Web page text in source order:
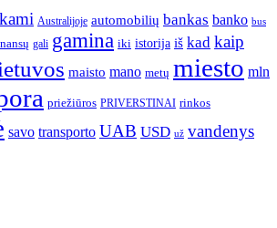
Australijoje automobilių bankas banko bus
gali gamina iki istorija iš kad kaip
maisto mano metų miesto mln
priežiūros PRIVERSTINAI rinkos
savo transporto UAB USD už vandenys